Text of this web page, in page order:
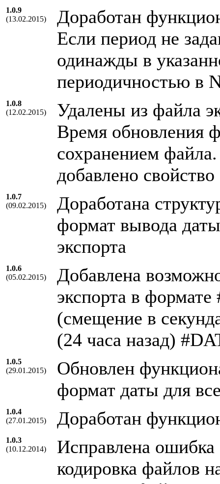
1.0.9
(13.02.2015)
Доработан
Если период не
одинажды в
периодичностью в
1.0.8
(12.02.2015)
Удалены из файла
Время обновления
сохранением
добавлено свойство
1.0.7
(09.02.2015)
Доработана
формат вывода
экспорта
1.0.6
(05.02.2015)
Добавлена
экспорта в
(смещение в
(24 часа назад)
1.0.5
(29.01.2015)
Обновлен
формат даты для
1.0.4
(27.01.2015)
Доработан
1.0.3
(10.12.2014)
Исправлена ошибка
кодировка файлов